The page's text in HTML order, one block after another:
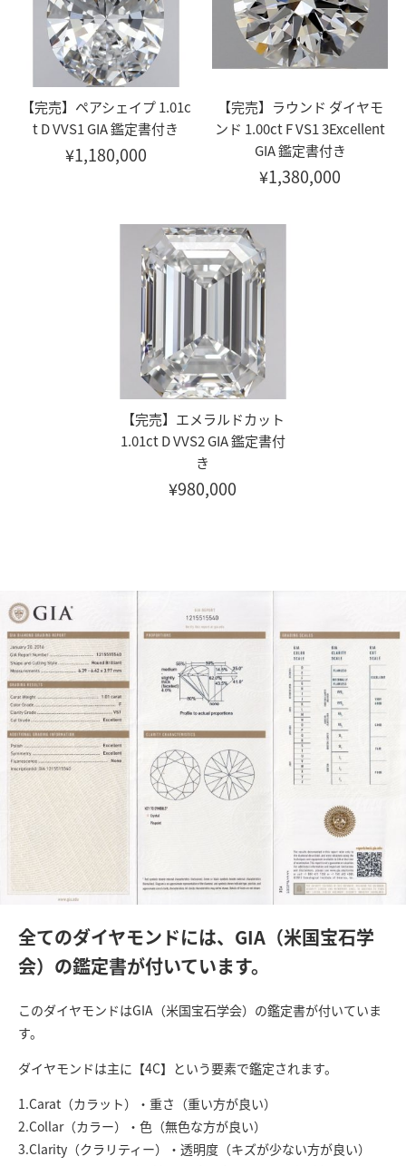
【完売】ペアシェイプ 1.01c
t D VVS1 GIA 鑑定書付き
¥1,180,000
【完売】ラウンド ダイヤモ
ンド 1.00ct F VS1 3Excellent
GIA 鑑定書付き
¥1,380,000
【完売】エメラルドカット
1.01ct D VVS2 GIA 鑑定書付
き
¥980,000
全てのダイヤモンドには、GIA（米国宝石学
会）の鑑定書が付いています。
このダイヤモンドはGIA（米国宝石学会）の鑑定書が付いていま
す。
ダイヤモンドは主に【4C】という要素で鑑定されます。
1.Carat（カラット）・重さ（重い方が良い）
2.Collar（カラー）・色（無色な方が良い）
3.Clarity（クラリティー）・透明度（キズが少ない方が良い）